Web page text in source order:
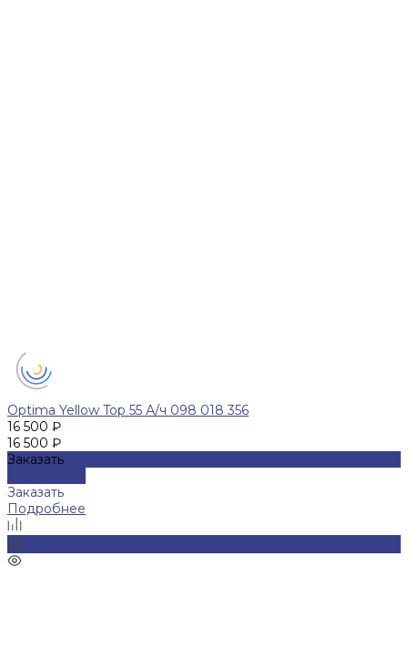
Optima Yellow Top 55 А/ч 098 018 356
16 500 ₽
16 500 ₽
Заказать
Заказать
Подробнее